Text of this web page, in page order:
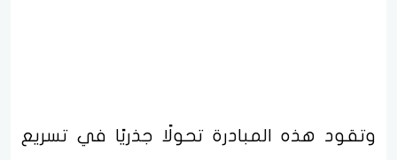
وتقود هذه المبادرة تحولًا جذريًا في تسريع